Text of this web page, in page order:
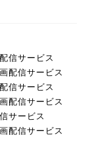
信サービス
配信サービス
信サービス
配信サービス
サービス
配信サービス